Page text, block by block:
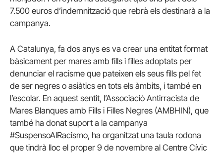
7.500 euros d’indemnització que rebrà els destinarà a la
campanya.
A Catalunya, fa dos anys es va crear una entitat format
bàsicament per mares amb fills i filles adoptats per
denunciar el racisme que pateixen els seus fills pel fet
de ser negres o asiàtics en tots els àmbits, i també en
l’escolar. En aquest sentit, l’Associació Antirracista de
Mares Blanques amb Fills i Filles Negres (AMBHIN), que
també ha donat suport a la campanya
#SuspensoAlRacismo, ha organitzat una taula rodona
que tindrà lloc el proper 9 de novembre al Centre Cívic